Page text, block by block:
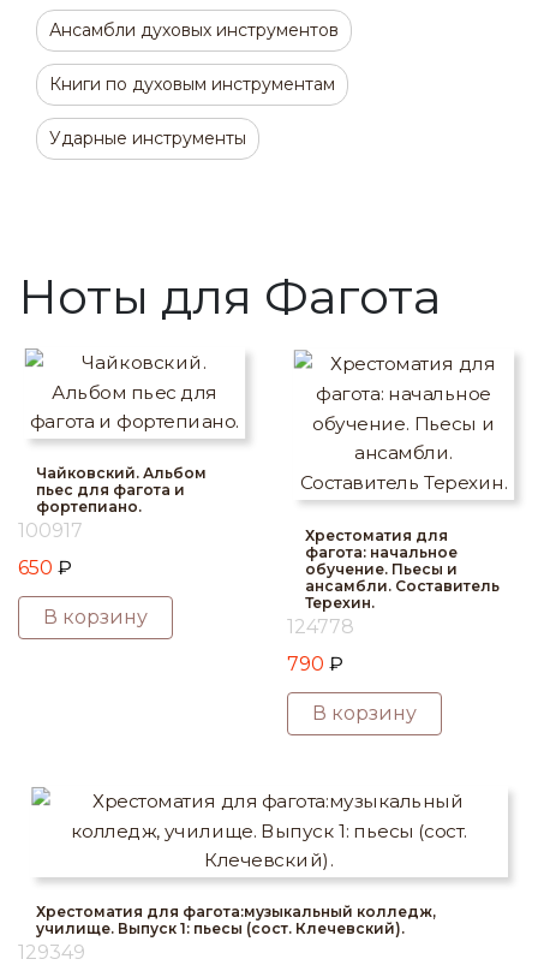
Ансамбли духовых инструментов
Книги по духовым инструментам
Ударные инструменты
Ноты для Фагота
Чайковский. Альбом
пьес для фагота и
фортепиано.
100917
650 ₽
В корзину
Хрестоматия для
фагота: начальное
обучение. Пьесы и
ансамбли. Составитель
Терехин.
124778
790 ₽
В корзину
Хрестоматия для фагота:музыкальный колледж,
училище. Выпуск 1: пьесы (сост. Клечевский).
129349